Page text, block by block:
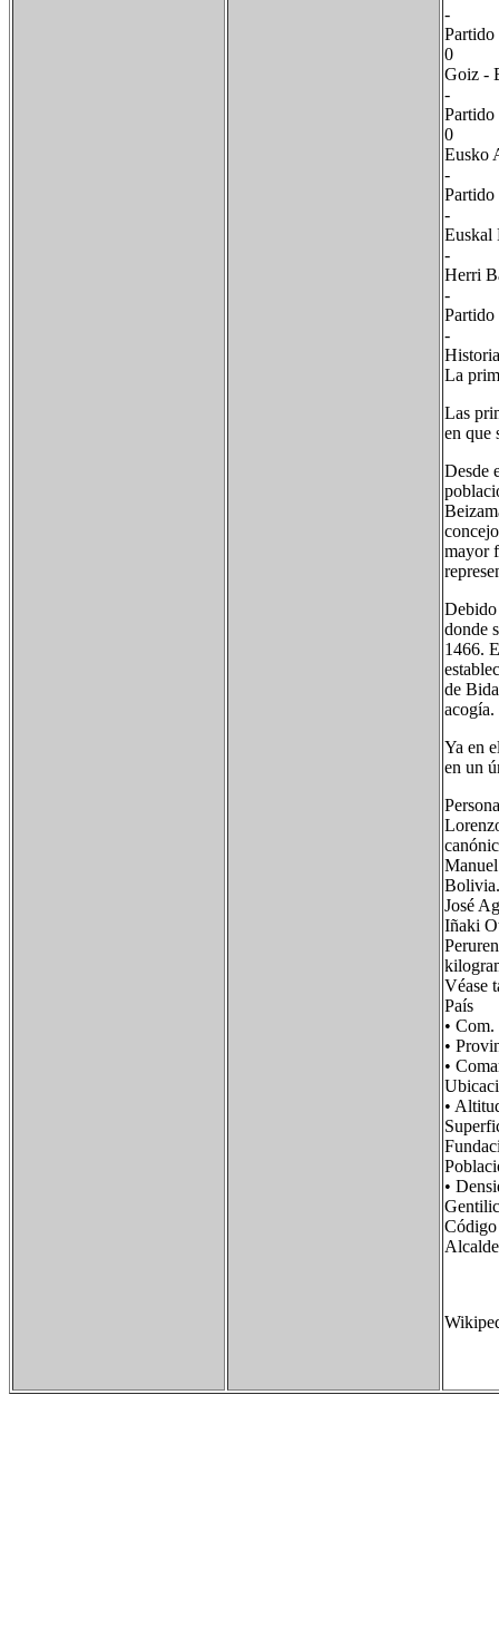
-
-
-
-
-
- -
-
Historia
La
Las
en que
Desde
mayor
Debido
donde
1466.
de
acogía.
Ya en
en un
Bolivia.
José
Iñaki
Véase
País
•
•
•
•
•